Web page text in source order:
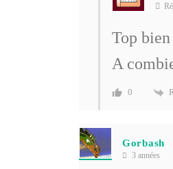
Top
A
0
Gorbash
3 années